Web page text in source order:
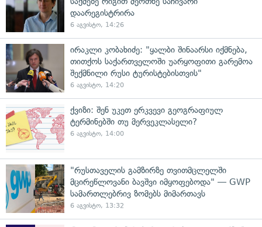
დაარეგისტრირა
6 აგვისტო, 14:26
ირაკლი კობახიძე: "ყალბი შინაარსი იქმნება,
თითქოს საქართველოში უარყოფითი გარემოა
შექმნილი რუსი ტურისტებისთვის"
6 აგვისტო, 14:20
ქვიზი: შენ უკეთ ერკვევი გეოგრაფიულ
ტერმინებში თუ მერვეკლასელი?
6 აგვისტო, 14:00
"რუსთაველის გამზირზე თვითმცლელში
მცირეწლოვანი ბავშვი იმყოფებოდა" — GWP
სამართლებრივ ზომებს მიმართავს
6 აგვისტო, 13:32